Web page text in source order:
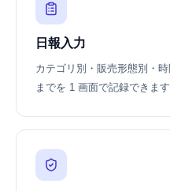
日報入力
カテゴリ別・販売形態別・
までを 1 画面で記録できます